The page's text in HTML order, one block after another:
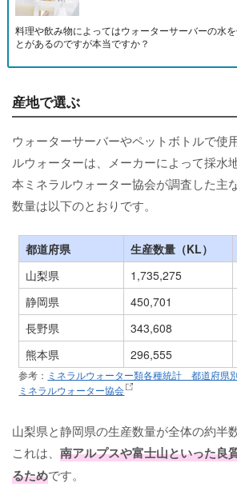
料理や飲み物によってはウォーターサーバーの水
とがあるのですが本当ですか？
産地で選ぶ
ウォーターサーバーやペットボトルで使
ルウォーターは、メーカーによって採水
本ミネラルウォーター協会が調査した主
数量は以下のとおりです。
都道府県 生産数量（KL）
山梨県
1,735,275
静岡県
450,701
長野県
343,608
熊本県
296,555
参考： ミネラルウォーター類各種統計 都道府県
ミネラルウォーター協会
山梨県と静岡県の生産数量が全体の約半
これは、 南アルプスや富士山といった良
るためです。